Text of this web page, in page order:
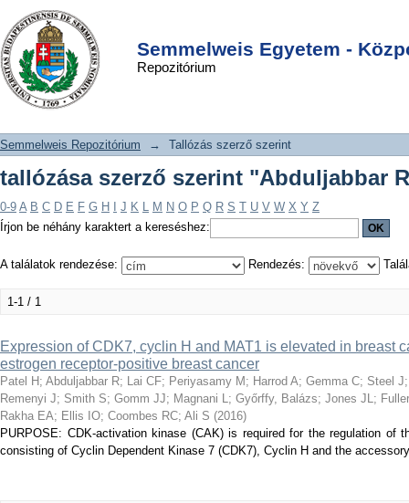
Semmelweis Egyetem -
Repozitórium
tallózása szerző szerint "Abduljabbar
R"
DSpace/Manakin Repository
Semmelweis Repozitórium → Tallózás szerző szerint
tallózása szerző szerint "Abduljabbar
0-9 A B C D E F G H J K L M N O P Q R S T U V W X Y Z
Írjon be néhány karaktert a kereséshez:
A találatok rendezése: Rendezés:
1-1 / 1
Expression of CDK7, cyclin H and MAT1 is elevated in breast
estrogen receptor-positive breast cancer
Patel H ; Abduljabbar R; Lai CF; Periyasamy M ; Harrod A; Gemma C; Steel J
Remenyi J; Smith S; Gomm JJ; Magnani L; Győrffy, Balázs; Jones JL;
Rakha EA; Ellis IO; Coombes RC; Ali S (2016)
PURPOSE: CDK-activation kinase (CAK) is required for the regulation of
consisting of Cyclin Dependent Kinase 7 (CDK7), Cyclin H and the